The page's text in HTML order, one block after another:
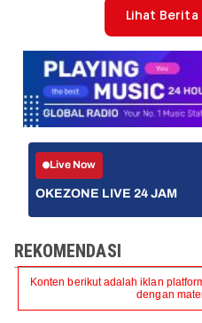
Lihat Berita
Live Now
OKEZONE LIVE 24 JAM